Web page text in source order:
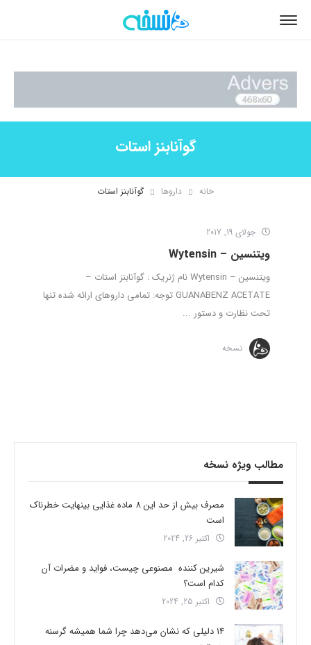
گوآنابنز استات
خانه داروها گوآنابنز استات
جولای 19, 2017
ویتنسین – Wytensin
ویتنسین – Wytensin نام ژنریک : گوآنابنز استات –
GUANABENZ ACETATE توجه: تمامی داروهای ارائه شده تنها
تحت نظارت و دستور ...
نسخه
مطالب ویژه نسخه
مصرف بیش از حد این 8 ماده غذایی بینهایت خطرناک
است
اکتبر 26, 2024
شیرین کننده مصنوعی چیست، فواید و مضرات آن
کدام است؟
اکتبر 25, 2024
14 دلیلی که نشان می‌دهد چرا شما همیشه گرسنه